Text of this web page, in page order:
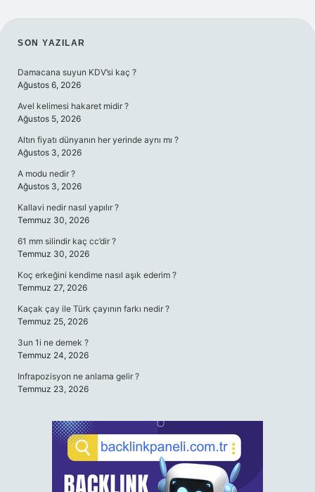
SIDEBAR
SON YAZILAR
Damacana suyun KDV’si kaç ?
Ağustos 6, 2026
Avel kelimesi hakaret midir ?
Ağustos 5, 2026
Altın fiyatı dünyanın her yerinde aynı mı ?
Ağustos 3, 2026
A modu nedir ?
Ağustos 3, 2026
Kallavi nedir nasıl yapılır ?
Temmuz 30, 2026
61 mm silindir kaç cc’dir ?
Temmuz 30, 2026
Koç erkeğini kendime nasıl aşık ederim ?
Temmuz 27, 2026
Kaçak çay ile Türk çayının farkı nedir ?
Temmuz 25, 2026
3un 1i ne demek ?
Temmuz 24, 2026
Infrapozisyon ne anlama gelir ?
Temmuz 23, 2026